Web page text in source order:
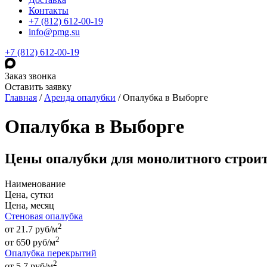
Контакты
+7 (812) 612-00-19
info@pmg.su
+7 (812) 612-00-19
Заказ звонка
Оставить заявку
Главная / Аренда опалубки /Опалубка в Выборге
Опалубка в Выборге
Цены опалубки для монолитного
Наименование
Цена, сутки
Цена, месяц
Стеновая опалубка
от 21.7 руб/м2
от 650 руб/м2
Опалубка перекрытий
2